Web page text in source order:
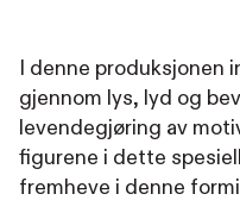
I denne produksjonen
gjennom lys, lyd og
levendegjøring av
figurene i dette
fremheve i denne